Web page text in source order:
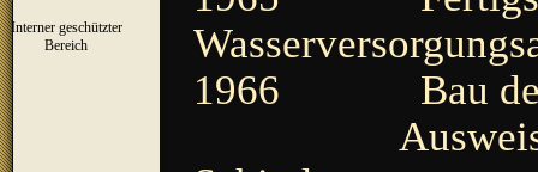
Interner geschützter
Bereich
▼
1966 Bau des
Ausweisung